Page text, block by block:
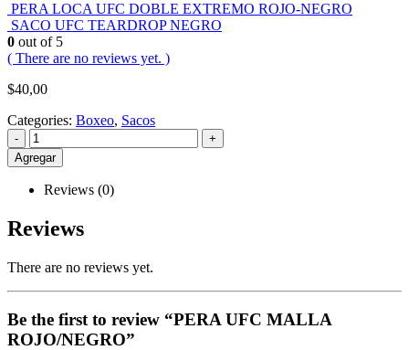
PERA LOCA UFC DOBLE EXTREMO ROJO-NEGRO
SACO UFC TEARDROP NEGRO
0 out of 5
( There are no reviews yet. )
$40,00
Categories: Boxeo, Sacos
-
+
Agregar
Reviews (0)
Reviews
There are no reviews yet.
Be the first to review “PERA UFC MALLA
ROJO/NEGRO”